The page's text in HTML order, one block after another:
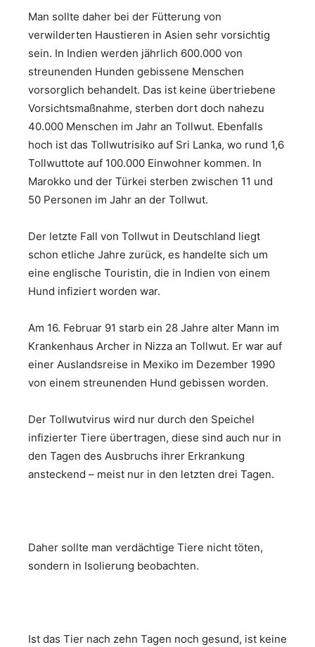
Man sollte daher bei der Fütterung von
verwilderten Haustieren in Asien sehr vorsichtig
sein. In Indien werden jährlich 600.000 von
streunenden Hunden gebissene Menschen
vorsorglich behandelt. Das ist keine übertriebene
Vorsichtsmaßnahme, sterben dort doch nahezu
40.000 Menschen im Jahr an Tollwut. Ebenfalls
hoch ist das Tollwutrisiko auf Sri Lanka, wo rund 1,6
Tollwuttote auf 100.000 Einwohner kommen. In
Marokko und der Türkei sterben zwischen 11 und
50 Personen im Jahr an der Tollwut.
Der letzte Fall von Tollwut in Deutschland liegt
schon etliche Jahre zurück, es handelte sich um
eine englische Touristin, die in Indien von einem
Hund infiziert worden war.
Am 16. Februar 91 starb ein 28 Jahre alter Mann im
Krankenhaus Archer in Nizza an Tollwut. Er war auf
einer Auslandsreise in Mexiko im Dezember 1990
von einem streunenden Hund gebissen worden.
Der Tollwutvirus wird nur durch den Speichel
infizierter Tiere übertragen, diese sind auch nur in
den Tagen des Ausbruchs ihrer Erkrankung
ansteckend – meist nur in den letzten drei Tagen.
Daher sollte man verdächtige Tiere nicht töten,
sondern in Isolierung beobachten.
Ist das Tier nach zehn Tagen noch gesund, ist keine